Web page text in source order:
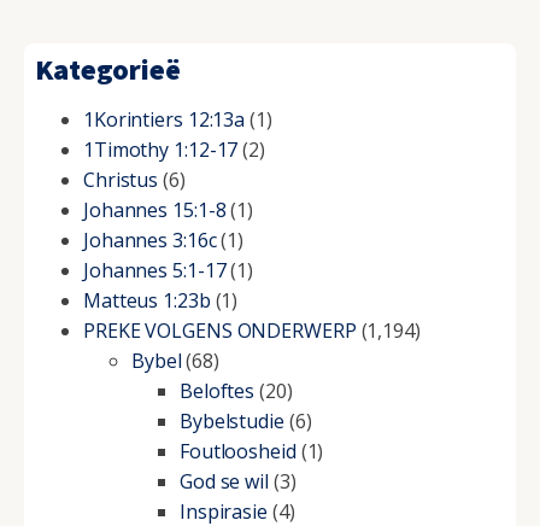
Kategorieë
1Korintiers 12:13a (1)
1Timothy 1:12-17(2)
Christus (6)
Johannes 15:1-8(1)
Johannes 3:16c(1)
Johannes 5:1-17(1)
Matteus 1:23b (1)
PREKE VOLGENS ONDERWERP (1,194)
Bybel(68)
Beloftes (20)
Bybelstudie (6)
Foutloosheid (1)
God se wil (3)
Inspirasie (4)